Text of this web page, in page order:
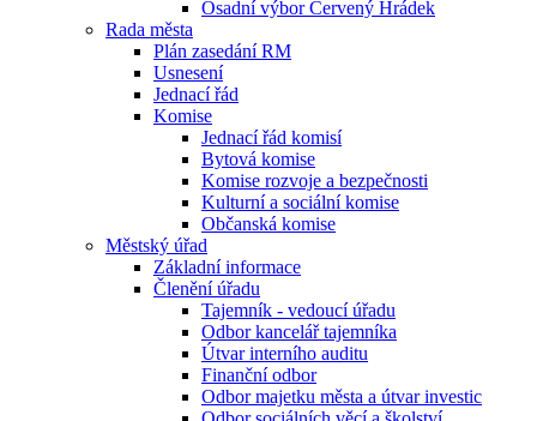
Osadní výbor Červený Hrádek
Rada města
Plán zasedání RM
Usnesení
Jednací řád
Komise
Jednací řád komisí
Bytová komise
Komise rozvoje a bezpečnosti
Kulturní a sociální komise
Občanská komise
Městský úřad
Základní informace
Členění úřadu
Tajemník - vedoucí úřadu
Odbor kancelář tajemníka
Útvar interního auditu
Finanční odbor
Odbor majetku města a útvar investic